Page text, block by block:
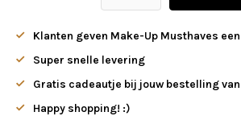
Klanten geven Make-Up Musthaves
Super snelle levering
Gratis cadeautje bij jouw bestelling
Happy shopping! :)